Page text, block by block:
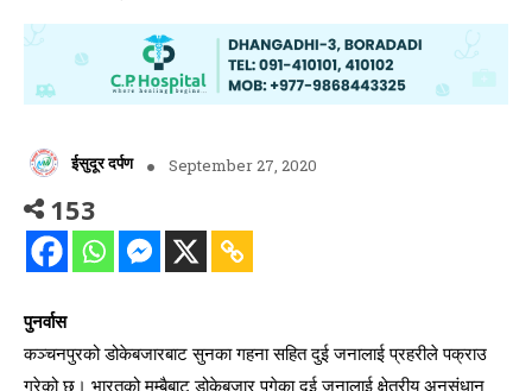
ईसुदूर दर्पण September 27, 2020
153
पुनर्वास
कञ्चनपुरको डोकेबजारबाट सुनका गहना सहित दुई जनालाई प्रहरीले पक्राउ